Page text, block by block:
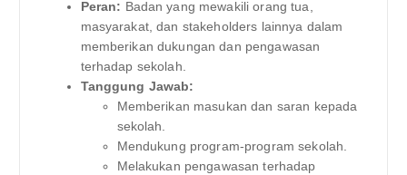
Peran: Badan yang mewakili orang tua,
masyarakat, dan stakeholders lainnya dalam
memberikan dukungan dan pengawasan
terhadap sekolah.
Tanggung Jawab:
Memberikan masukan dan saran kepada
sekolah.
Mendukung program-program sekolah.
Melakukan pengawasan terhadap